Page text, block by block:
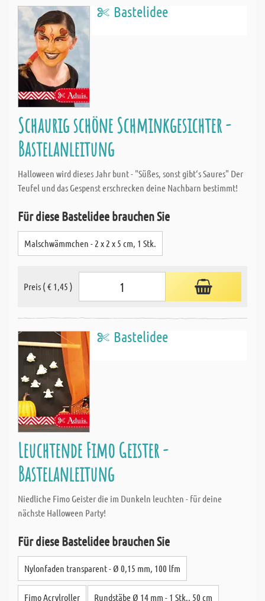
Bastelidee
Schaurig schöne Schminkgesichter -
Bastelanleitung
Halloween wird dieses Jahr bunt - "Süßes, sonst gibt‘s Saures" Der
Teufel und das Gespenst erschrecken deine Nachbarn bestimmt!
Für diese Bastelidee brauchen Sie
Malschwämmchen - 2 x 2 x 5 cm, 1 Stk.
Preis ( € 1,45 )
Bastelidee
Leuchtende Fimo Geister -
Bastelanleitung
Niedliche Fimo Geister die im Dunkeln leuchten - für deine
nächste Halloween Party!
Für diese Bastelidee brauchen Sie
Nylonfaden transparent - Ø 0,15 mm, 100 lfm
Fimo Acrylroller Rundstäbe Ø 14 mm - 1 Stk., 50 cm